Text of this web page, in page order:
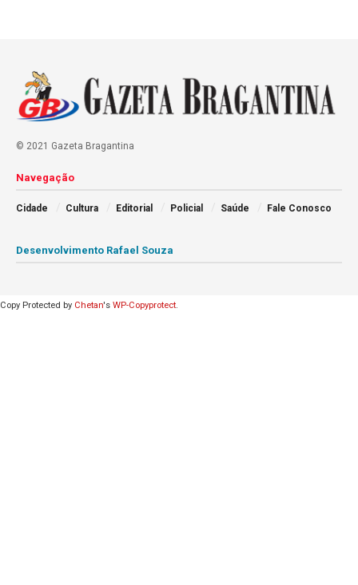
© 2021 Gazeta Bragantina
Navegação
Cidade Cultura Editorial Policial Saúde Fale Conosco
Desenvolvimento Rafael Souza
Copy Protected by Chetan's WP-Copyprotect.